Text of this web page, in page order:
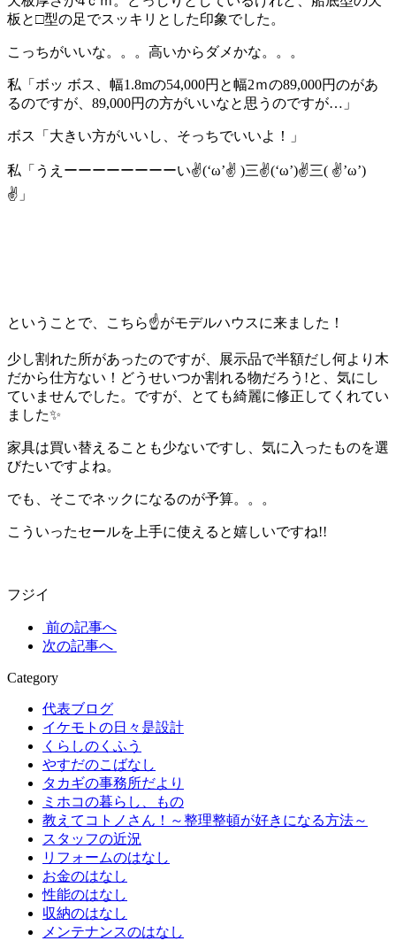
板と□型の足でスッキリとした印象でした。
こっちがいいな。。。高いからダメかな。。。
私「ボッ ボス、幅1.8mの54,000円と幅2ｍの89,000円のがあ
るのですが、89,000円の方がいいなと思うのですが…」
ボス「大きい方がいいし、そっちでいいよ！」
私「うえーーーーーーーーい✌(‘ω’✌ )三✌(‘ω’)✌三( ✌’ω’)
✌」
ということで、こちら☝がモデルハウスに来ました！
少し割れた所があったのですが、展示品で半額だし何より木
だから仕方ない！どうせいつか割れる物だろう!と、気にし
ていませんでした。ですが、とても綺麗に修正してくれてい
ました✨
家具は買い替えることも少ないですし、気に入ったものを選
びたいですよね。
でも、そこでネックになるのが予算。。。
こういったセールを上手に使えると嬉しいですね!!
フジイ
前の記事へ
次の記事へ
Category
代表ブログ
イケモトの日々是設計
くらしのくふう
やすだのこばなし
タカギの事務所だより
ミホコの暮らし、もの
教えてコトノさん！～整理整頓が好きになる方法～
スタッフの近況
リフォームのはなし
お金のはなし
性能のはなし
収納のはなし
メンテナンスのはなし